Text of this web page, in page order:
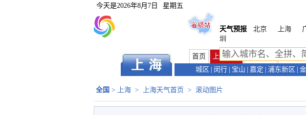
今天是2026年8月7日 星期五
天气预报
北京 上海
圳
首页 上海首页 天气预报 天气预
城区
闵行 宝山 嘉定 浦东新区
全国 > 上海 > 上海天气首页 > 滚动图片